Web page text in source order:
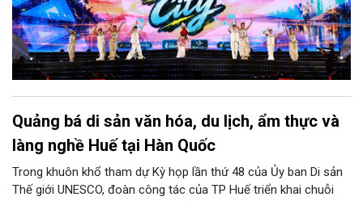
Quảng bá di sản văn hóa, du lịch, ẩm thực và
làng nghề Huế tại Hàn Quốc
Trong khuôn khổ tham dự Kỳ họp lần thứ 48 của Ủy ban Di sản
Thế giới UNESCO, đoàn công tác của TP Huế triển khai chuỗi